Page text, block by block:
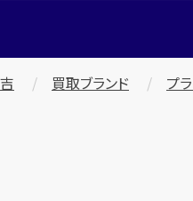
買取ブランド プ